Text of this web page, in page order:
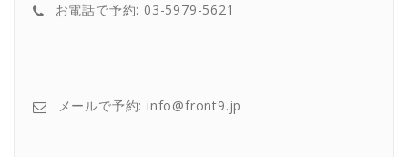
お電話で予約: 03-5979-5621
メールで予約: info@front9.jp